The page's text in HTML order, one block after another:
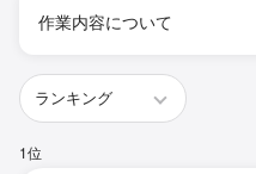
作業内容について
1位